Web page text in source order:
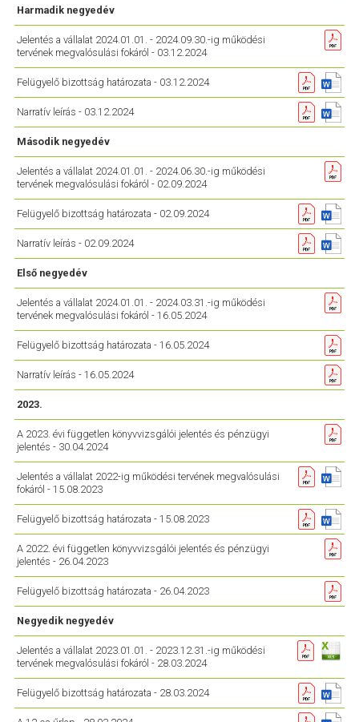
Harmadik negyedév
Jelentés a vállalat 2024.01.01. - 2024.09.30.-ig működési
tervének megvalósulási fokáról - 03.12.2024
Felügyelő bizottság határozata - 03.12.2024
Narratív leírás - 03.12.2024
Második negyedév
Jelentés a vállalat 2024.01.01. - 2024.06.30.-ig működési
tervének megvalósulási fokáról - 02.09.2024
Felügyelő bizottság határozata - 02.09.2024
Narratív leírás - 02.09.2024
Első negyedév
Jelentés a vállalat 2024.01.01. - 2024.03.31.-ig működési
tervének megvalósulási fokáról - 16.05.2024
Felügyelő bizottság határozata - 16.05.2024
Narratív leírás - 16.05.2024
2023.
A 2023. évi független könyvvizsgálói jelentés és pénzügyi
jelentés - 30.04.2024
Jelentés a vállalat 2022-ig működési tervének megvalósulási
fokáról - 15.08.2023
Felügyelő bizottság határozata - 15.08.2023
A 2022. évi független könyvvizsgálói jelentés és pénzügyi
jelentés - 26.04.2023
Felügyelő bizottság határozata - 26.04.2023
Negyedik negyedév
Jelentés a vállalat 2023.01.01. - 2023.12.31.-ig működési
tervének megvalósulási fokáról - 28.03.2024
Felügyelő bizottság határozata - 28.03.2024